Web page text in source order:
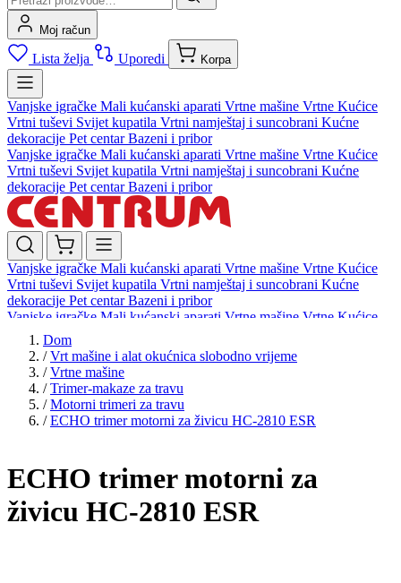
Moj račun
Lista želja Uporedi Korpa
Vanjske igračke Mali kućanski aparati Vrtne mašine Vrtne Kućice
Vrtni tuševi Svijet kupatila Vrtni namještaj i suncobrani Kućne
dekoracije Pet centarBazeni i pribor
Vanjske igračke Mali kućanski aparati Vrtne mašine Vrtne Kućice
Vrtni tuševi Svijet kupatila Vrtni namještaj i suncobrani Kućne
dekoracije Pet centarBazeni i pribor
Vanjske igračke Mali kućanski aparati Vrtne mašine Vrtne Kućice
Vrtni tuševi Svijet kupatila Vrtni namještaj i suncobrani Kućne
dekoracije Pet centarBazeni i pribor
Vanjske igračke Mali kućanski aparati Vrtne mašine Vrtne Kućice
Vrtni tuševi
dekoracijePet centar Bazeni i pribor
Dom
/ Vrt mašine i alat okućnica slobodno vrijeme
/ Vrtne mašine
/ Trimer-makaze za travu
/ Motorni trimeri za travu
/ ECHO trimer motorni za živicu HC-2810 ESR
ECHO trimer motorni za
živicu HC-2810 ESR